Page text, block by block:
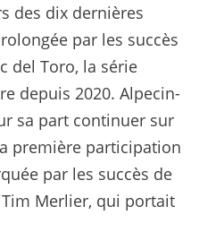
des dix dernières
par les succès
del Toro, la série
depuis 2020. Alpecin-
sa part continuer sur
première participation
par les succès de
Merlier, qui portait